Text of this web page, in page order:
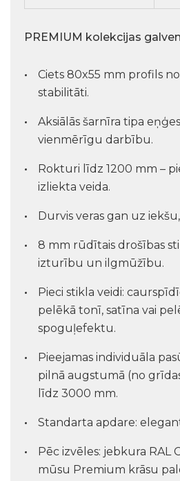
PREMIUM kolekcijas
Ciets 80x55 mm profils
stabilitāti.
Aksiālās šarnīra tipa
vienmērīgu darbību.
Rokturi līdz 1200 mm –
izliekta veida.
Durvis veras gan uz
8 mm rūdītais drošības
izturību un ilgmūžību.
Pieci stikla veidi:
pelēkā tonī, satīna vai
spoguļefektu.
Pieejamas individuāla
pilnā augstumā (no
līdz 3000 mm.
Standarta apdare:
Pēc izvēles: jebkura RAL
mūsu Premium krāsu